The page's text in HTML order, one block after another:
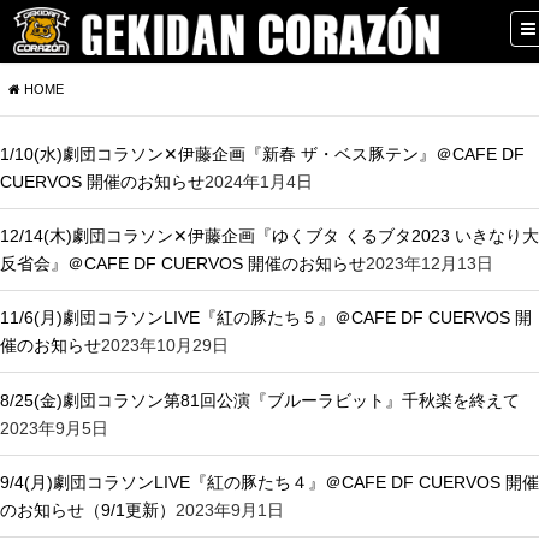
HOME
1/10(水)劇団コラソン✕伊藤企画『新春 ザ・ベス豚テン』＠CAFE DF
CUERVOS 開催のお知らせ2024年1月4日
12/14(木)劇団コラソン✕伊藤企画『ゆくブタ くるブタ2023 いきなり大
反省会』＠CAFE DF CUERVOS 開催のお知らせ2023年12月13日
11/6(月)劇団コラソンLIVE『紅の豚たち５』＠CAFE DF CUERVOS 開
催のお知らせ2023年10月29日
8/25(金)劇団コラソン第81回公演『ブルーラビット』千秋楽を終えて
2023年9月5日
9/4(月)劇団コラソンLIVE『紅の豚たち４』＠CAFE DF CUERVOS 開催
のお知らせ（9/1更新） 2023年9月1日